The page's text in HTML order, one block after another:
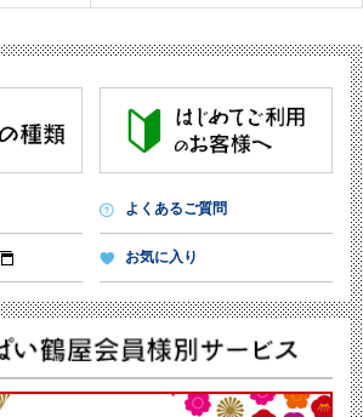
よくあるご質問
お気に入り